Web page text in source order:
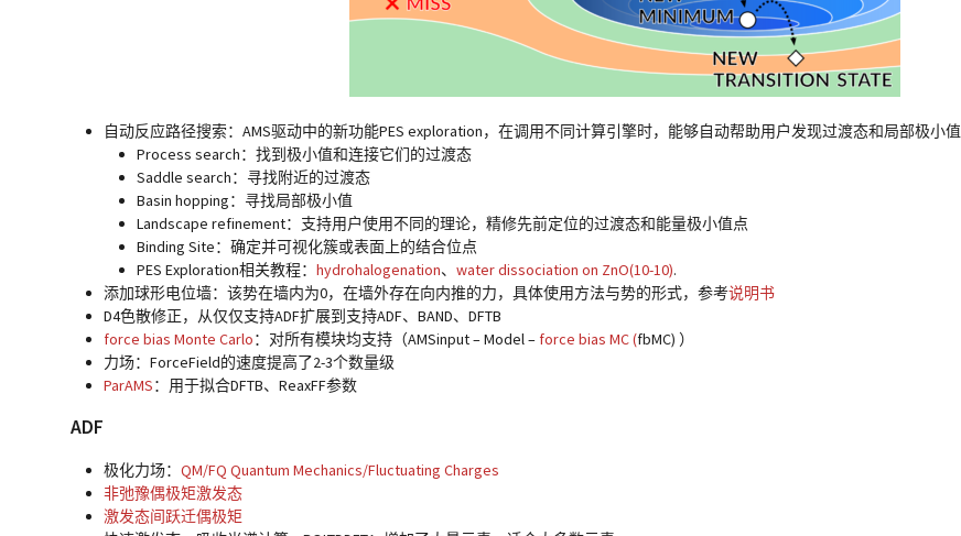
自动反应路径搜索：AMS驱动中的新功能PES exploration，在调用不同计算引擎时，能够自动帮助用户发现过渡态和局部极小值
Process search：找到极小值和连接它们的过渡态
Saddle search：寻找附近的过渡态
Basin hopping：寻找局部极小值
Landscape refinement：支持用户使用不同的理论，精修先前定位的过渡态和能量极小值点
Binding Site：确定并可视化簇或表面上的结合位点
PES Exploration相关教程：hydrohalogenation、water dissociation on ZnO(10-10).
添加球形电位墙：该势在墙内为0，在墙外存在向内推的力，具体使用方法与势的形式，参考说明书
D4色散修正，从仅仅支持ADF扩展到支持ADF、BAND、DFTB
force bias Monte Carlo：对所有模块均支持（AMSinput – Model – force bias MC (fbMC) ）
力场：ForceField的速度提高了2-3个数量级
ParAMS：用于拟合DFTB、ReaxFF参数
ADF
极化力场：QM/FQ Quantum Mechanics/Fluctuating Charges
非弛豫偶极矩激发态
激发态间跃迁偶极矩